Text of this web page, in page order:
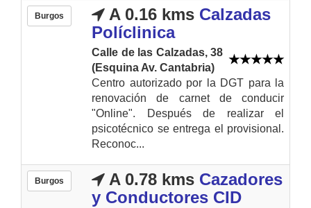
Burgos A 0.16 kms Calzadas
Políclinica
Calle de las Calzadas, 38
(Esquina Av. Cantabria)
Centro autorizado por la DGT para la
renovación de carnet de conducir
"Online". Después de realizar el
psicotécnico se entrega el provisional.
Reconoc...
Burgos A 0.78 kms Cazadores
y Conductores CID